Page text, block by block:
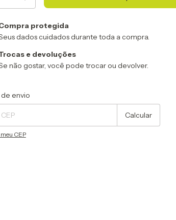
protegida
dados cuidados durante toda a compra.
e devoluções
não gostar, você pode trocar ou devolver.
para o CEP:
envio
Calcular
CEP